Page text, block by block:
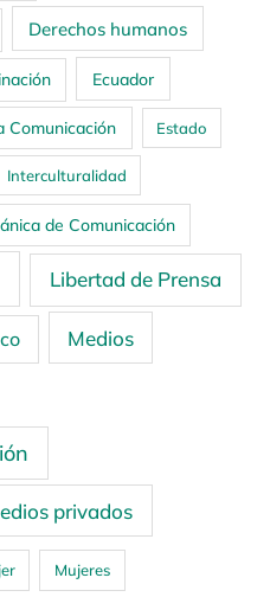
Derechos humanos
Ecuador
Comunicación Estado
Interculturalidad
de Comunicación
Libertad de Prensa
Medios
privados
Mujeres